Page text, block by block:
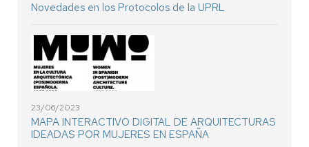
Novedades en los Protocolos de la UPRL
23/06/2023
MAPA INTERACTIVO DIGITAL DE ARQUITECTURAS
IDEADAS POR MUJERES EN ESPAÑA